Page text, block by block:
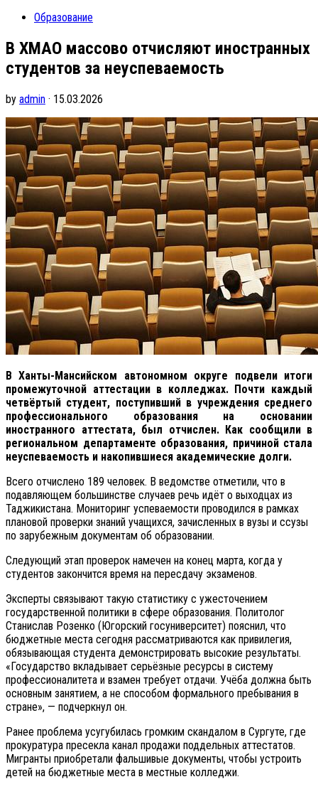
Образование
В ХМАО массово отчисляют иностранных
студентов за неуспеваемость
by admin · 15.03.2026
В Ханты-Мансийском автономном округе подвели итоги
промежуточной аттестации в колледжах. Почти каждый
четвёртый студент, поступивший в учреждения среднего
профессионального образования на основании
иностранного аттестата, был отчислен. Как сообщили в
региональном департаменте образования, причиной стала
неуспеваемость и накопившиеся академические долги.
Всего отчислено 189 человек. В ведомстве отметили, что в
подавляющем большинстве случаев речь идёт о выходцах из
Таджикистана. Мониторинг успеваемости проводился в рамках
плановой проверки знаний учащихся, зачисленных в вузы и ссузы
по зарубежным документам об образовании.
Следующий этап проверок намечен на конец марта, когда у
студентов закончится время на пересдачу экзаменов.
Эксперты связывают такую статистику с ужесточением
государственной политики в сфере образования. Политолог
Станислав Розенко (Югорский госуниверситет) пояснил, что
бюджетные места сегодня рассматриваются как привилегия,
обязывающая студента демонстрировать высокие результаты.
«Государство вкладывает серьёзные ресурсы в систему
профессионалитета и взамен требует отдачи. Учёба должна быть
основным занятием, а не способом формального пребывания в
стране», — подчеркнул он.
Ранее проблема усугубилась громким скандалом в Сургуте, где
прокуратура пресекла канал продажи поддельных аттестатов.
Мигранты приобретали фальшивые документы, чтобы устроить
детей на бюджетные места в местные колледжи.